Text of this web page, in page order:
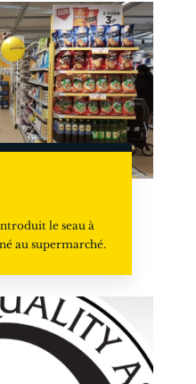
le seau à
au supermarché.